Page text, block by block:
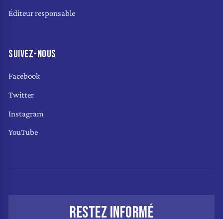
Éditeur responsable
SUIVEZ-NOUS
Facebook
Twitter
Instagram
YouTube
RESTEZ INFORMÉ